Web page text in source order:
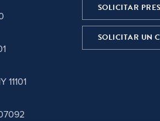
SOLICITAR
SOLICITAR UN